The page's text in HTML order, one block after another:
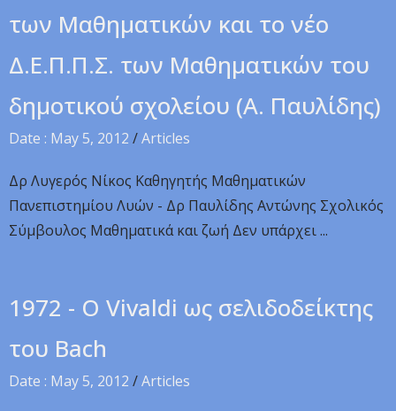
των Μαθηματικών και το νέο
Δ.Ε.Π.Π.Σ. των Μαθηματικών του
δημοτικού σχολείου (A. Παυλίδης)
Date : May 5, 2012 /Articles
Δρ Λυγερός Νίκος Καθηγητής Μαθηματικών
Πανεπιστημίου Λυών - Δρ Παυλίδης Αντώνης Σχολικός
Σύμβουλος Μαθηματικά και ζωή Δεν υπάρχει ...
1972 - O Vivaldi ως σελιδοδείκτης
του Bach
Date : May 5, 2012 /Articles